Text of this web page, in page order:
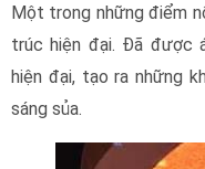
Một trong những điểm
trúc hiện đại. Đã được
hiện đại, tạo ra những
sáng sủa.